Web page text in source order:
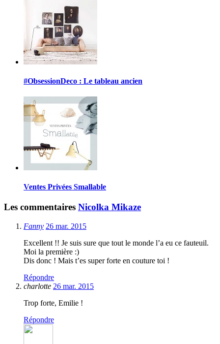
#ObsessionDeco : Le tableau ancien
Ventes Privées Smallable
Les commentaires Nicolka Mikaze
Fanny 26 mar. 2015
Excellent !! Je suis sure que tout le monde l’a eu ce fauteuil.
Moi la première :)
Dis donc ! Mais t’es super forte en couture toi !
Répondre
charlotte 26 mar. 2015
Trop forte, Emilie !
Répondre